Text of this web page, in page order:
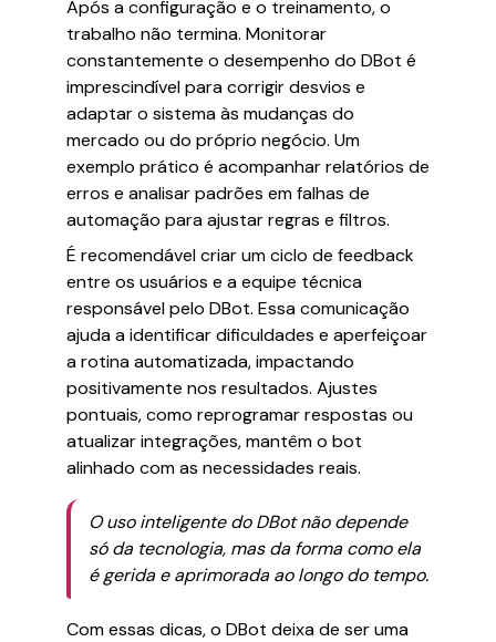
Após a configuração e o treinamento, o
trabalho não termina. Monitorar
constantemente o desempenho do DBot é
imprescindível para corrigir desvios e
adaptar o sistema às mudanças do
mercado ou do próprio negócio. Um
exemplo prático é acompanhar relatórios de
erros e analisar padrões em falhas de
automação para ajustar regras e filtros.
É recomendável criar um ciclo de feedback
entre os usuários e a equipe técnica
responsável pelo DBot. Essa comunicação
ajuda a identificar dificuldades e aperfeiçoar
a rotina automatizada, impactando
positivamente nos resultados. Ajustes
pontuais, como reprogramar respostas ou
atualizar integrações, mantêm o bot
alinhado com as necessidades reais.
O uso inteligente do DBot não depende
só da tecnologia, mas da forma como ela
é gerida e aprimorada ao longo do tempo.
Com essas dicas, o DBot deixa de ser uma